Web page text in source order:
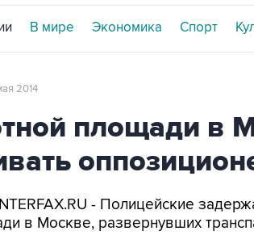
В мире Экономика Спорт
2014
площади в
- Полицейские
в Москве, развернувших